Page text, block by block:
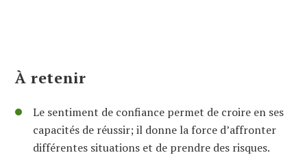
À retenir
Le sentiment de confiance permet de croire en ses
capacités de réussir;il donne la force d’affronter
différentes situations et de prendre des risques.